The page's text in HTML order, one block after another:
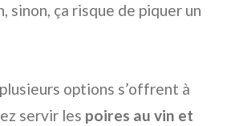
sinon, ça risque de piquer un
options s’offrent à
servir les poires au vin et